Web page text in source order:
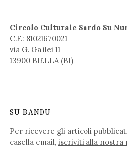
Circolo Culturale Sardo Su
C.F.: 81021670021
via G. Galilei 11
13900 BIELLA (BI)
SU BANDU
Per ricevere gli articoli
casella email, iscriviti alla nostra